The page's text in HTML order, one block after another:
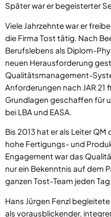
Später war er begeisterter
Viele Jahrzehnte war er
die Firma Tost tätig. Nach
Berufslebens als Diplom-
neuen Herausforderung
Qualitätsmanagement-
Anforderungen nach JAR
Grundlagen geschaffen für
bei LBA und EASA.
Bis 2013 hat er als Leiter
hohe Fertigungs- und
Engagement war das
nur ein Bekenntnis auf dem
ganzen Tost-Team jeden
Hans Jürgen Fenzl
als vorausblickender,